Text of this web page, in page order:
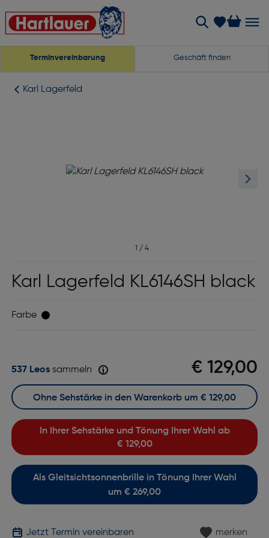
Terminvereinbarung Geschäft finden
Karl Lagerfeld
1 / 4
Karl Lagerfeld KL6146SH black
Farbe
€ 129,00
537 Leossammeln
Als Gleitsichtsonnenbrille in Tönung Ihrer Wahl
um € 269,00
In Ihrer Sehstärke und Tönung Ihrer Wahl ab
€ 129,00
Ohne Sehstärke in den Warenkorb um € 129,00
Jetzt Termin vereinbaren merken